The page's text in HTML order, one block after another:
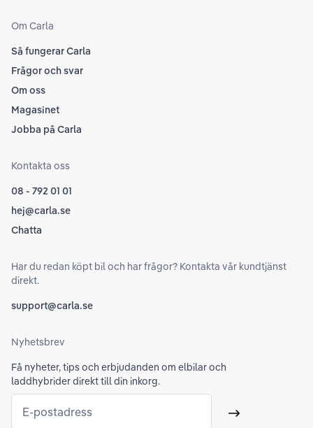
Om Carla
Så fungerar Carla
Frågor och svar
Om oss
Magasinet
Jobba på Carla
Kontakta oss
08 - 792 01 01
hej@carla.se
Chatta
Har du redan köpt bil och har frågor? Kontakta vår kundtjänst
direkt.
support@carla.se
Nyhetsbrev
Få nyheter, tips och erbjudanden om elbilar och
laddhybrider direkt till din inkorg.
E-postadress Skicka